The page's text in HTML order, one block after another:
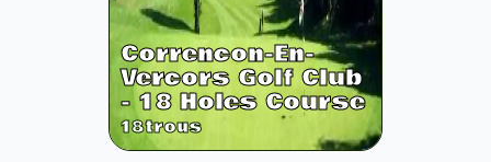
Correncon-En-
Vercors Golf Club
- 18 Holes Course
18trous